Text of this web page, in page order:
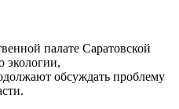
палате Саратовской
экологии,
обсуждать проблему